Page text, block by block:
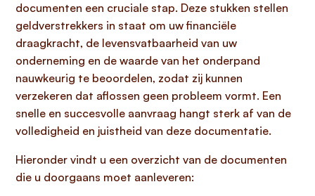
documenten een cruciale stap. Deze stukken stellen
geldverstrekkers in staat om uw financiële
draagkracht, de levensvatbaarheid van uw
onderneming en de waarde van het onderpand
nauwkeurig te beoordelen, zodat zij kunnen
verzekeren dat aflossen geen probleem vormt. Een
snelle en succesvolle aanvraag hangt sterk af van de
volledigheid en juistheid van deze documentatie.
Hieronder vindt u een overzicht van de documenten
die u doorgaans moet aanleveren: